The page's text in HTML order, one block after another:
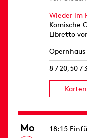
Wieder im
Komische
Libretto
Opernhaus
8 / 20,50 /
Karten
Mo 18:15